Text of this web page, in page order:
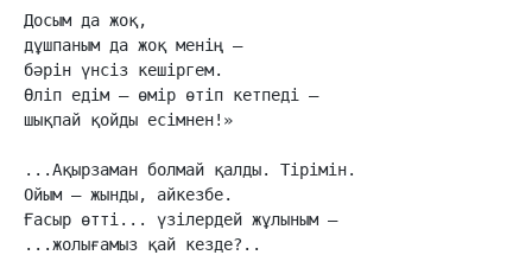
Досым да жоқ,
дұшпаным да жоқ менің –
бәрін үнсіз кешіргем.
Өліп едім – өмір өтіп кетпеді –
шықпай қойды есімнен!»
...Ақырзаман болмай қалды. Тірімін.
Ойым – жынды, айкезбе.
Ғасыр өтті... үзілердей жұлыным –
...жолығамыз қай кезде?..